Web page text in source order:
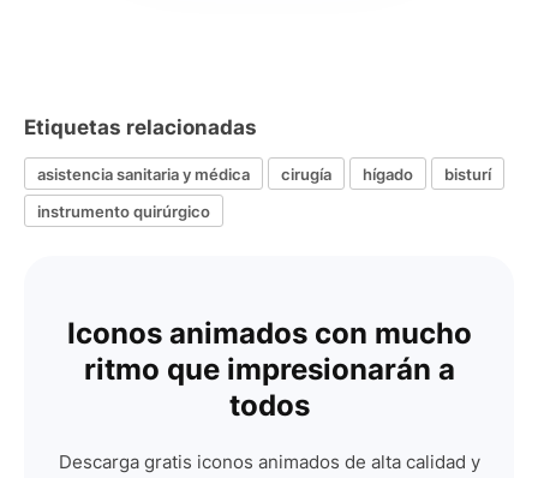
Etiquetas relacionadas
asistencia sanitaria y médica cirugía hígado
bisturí
instrumento quirúrgico
Iconos animados con mucho
ritmo que impresionarán a
todos
Descarga gratis iconos animados de alta calidad y